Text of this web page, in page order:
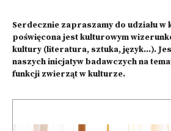
Serdecznie zapraszamy do udziału
poświęcona jest kulturowym
kultury (literatura, sztuka, język…).
naszych inicjatyw badawczych na
funkcji zwierząt w kulturze.